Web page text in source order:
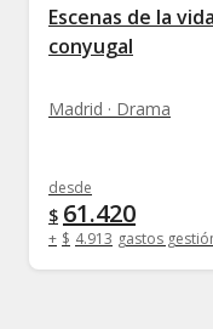
Escenas de la vida
conyugal
Madrid · Drama
desde
$ 61.420
+ $ 4.913 gastos